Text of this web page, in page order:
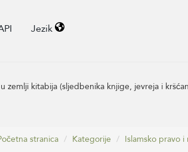
Jezik
kitabija (sljedbenika knjige, jevreja i
stranica Kategorije Islamsko pravo